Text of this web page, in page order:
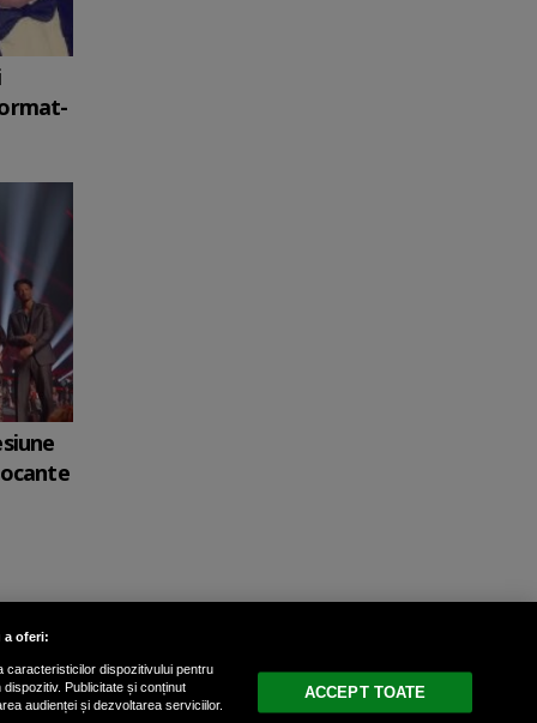
a oferi:
caracteristicilor dispozitivului pentru
Publicitate și conținut
audienței și dezvoltarea serviciilor.
ACCEPT TOATE